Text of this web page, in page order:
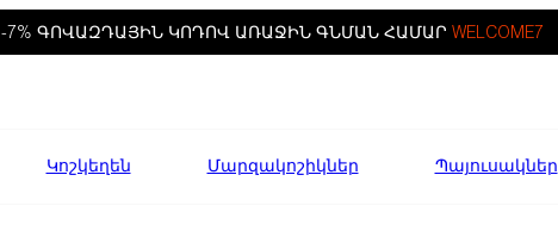
-7% ԳՈՎԱԶԴԱՅԻՆ ԿՈԴՈՎ ԱՌԱՋԻՆ ԳՆՄԱՆ ՀԱՄԱՐ WELCOME7
Կոշկեղեն Մարզակոշիկներ Պայուսակներ